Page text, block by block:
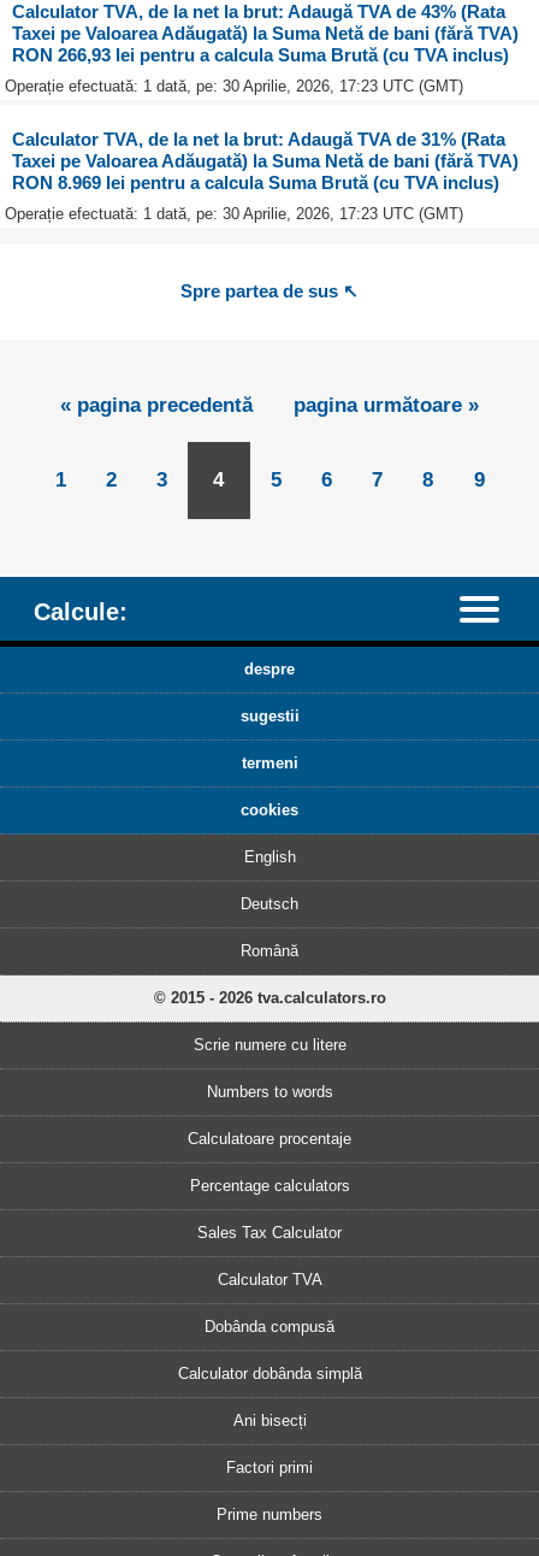
Calculator TVA, de la net la brut: Adaugă TVA de 43% (Rata
Taxei pe Valoarea Adăugată) la Suma Netă de bani (fără TVA)
RON 266,93 lei pentru a calcula Suma Brută (cu TVA inclus)
Operație efectuată: 1 dată, pe: 30 Aprilie, 2026, 17:23 UTC (GMT)
Calculator TVA, de la net la brut: Adaugă TVA de 31% (Rata
Taxei pe Valoarea Adăugată) la Suma Netă de bani (fără TVA)
RON 8.969 lei pentru a calcula Suma Brută (cu TVA inclus)
Operație efectuată: 1 dată, pe: 30 Aprilie, 2026, 17:23 UTC (GMT)
Spre partea de sus ↖
« pagina precedentă pagina următoare »
1 2 3 4 5 6 7 8 9
Calcule:
despre
sugestii
termeni
cookies
English
Deutsch
Română
© 2015 - 2026 tva.calculators.ro
Scrie numere cu litere
Numbers to words
Calculatoare procentaje
Percentage calculators
Sales Tax Calculator
Calculator TVA
Dobânda compusă
Calculator dobânda simplă
Ani bisecți
Factori primi
Prime numbers